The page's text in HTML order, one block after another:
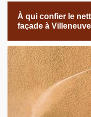
À qui confier le
façade à